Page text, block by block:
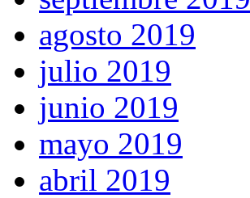
agosto 2019
julio 2019
junio 2019
mayo 2019
abril 2019